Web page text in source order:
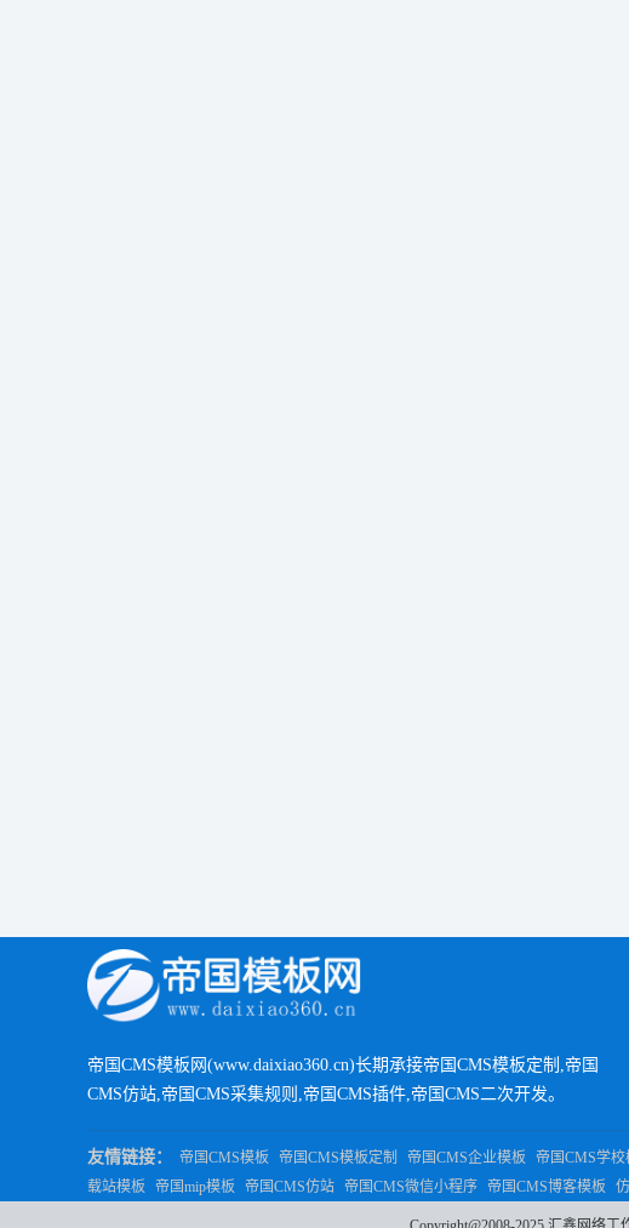
帝国CMS模板网(www.daixiao360.cn)长期承接帝国CMS模板定制,帝国
CMS仿站,帝国CMS采集规则,帝国CMS插件,帝国CMS二次开发。
友情链接： 帝国CMS模板 帝国CMS模板定制 帝国CMS企业模板 帝国CMS学校
载站模板
帝国mip模板 帝国CMS仿站 帝国CMS微信小程序 帝国CMS博客模板